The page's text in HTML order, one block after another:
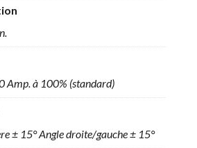
Amp. à 100% (standard)
± 15° Angle droite/gauche ± 15°